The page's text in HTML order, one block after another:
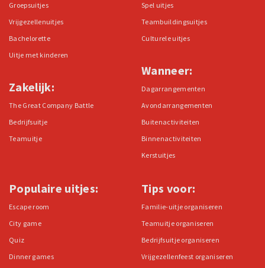
Groepsuitjes
Vrijgezellenuitjes
Bachelorette
Uitje met kinderen
Zakelijk:
The Great Company Battle
Bedrijfsuitje
Teamuitje
Spel uitjes
Teambuildingsuitjes
Culturele uitjes
Wanneer:
Dagarrangementen
Avondarrangementen
Buitenactiviteiten
Binnenactiviteiten
Kerstuitjes
Populaire uitjes:
Escape room
City game
Quiz
Dinner games
Tips voor:
Familie-uitje organiseren
Teamuitje organiseren
Bedrijfsuitje organiseren
Vrijgezellenfeest organiseren